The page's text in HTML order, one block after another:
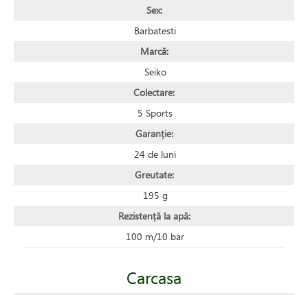
Sex:
Barbatesti
Marcă:
Seiko
Colectare:
5 Sports
Garanție:
24 de luni
Greutate:
195 g
Rezistență la apă:
100 m/10 bar
Carcasa